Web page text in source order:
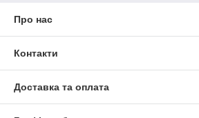
Про нас
Контакти
Доставка та оплата